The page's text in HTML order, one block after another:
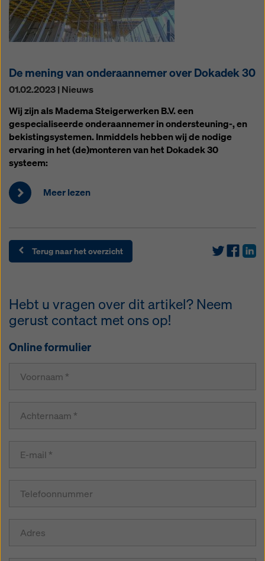
De mening van onderaannemer over Dokadek 30
01.02.2023 | Nieuws
Wij zijn als Madema Steigerwerken B.V. een
gespecialiseerde onderaannemer in ondersteuning-, en
bekistingsystemen. Inmiddels hebben wij de nodige
ervaring in het (de)monteren van het Dokadek 30
systeem:
Meer lezen
Terug naar het overzicht
Hebt u vragen over dit artikel? Neem
gerust contact met ons op!
Online formulier